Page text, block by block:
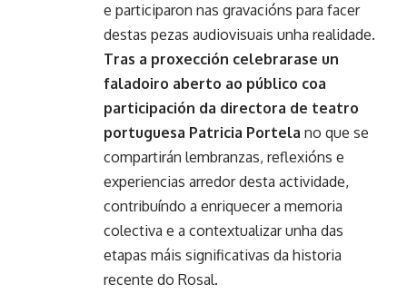
e participaron nas gravacións para facer
destas pezas audiovisuais unha realidade.
Tras a proxección celebrarase un
faladoiro aberto ao público coa
participación da directora de teatro
portuguesa Patricia Portela no que se
compartirán lembranzas, reflexións e
experiencias arredor desta actividade,
contribuíndo a enriquecer a memoria
colectiva e a contextualizar unha das
etapas máis significativas da historia
recente do Rosal.